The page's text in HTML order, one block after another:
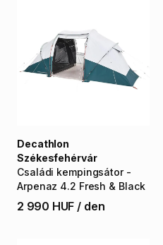
Családi kempingsátor -
Arpenaz 4.2 Fresh & Black
Decathlon
Székesfehérvár
2 990 HUF / den